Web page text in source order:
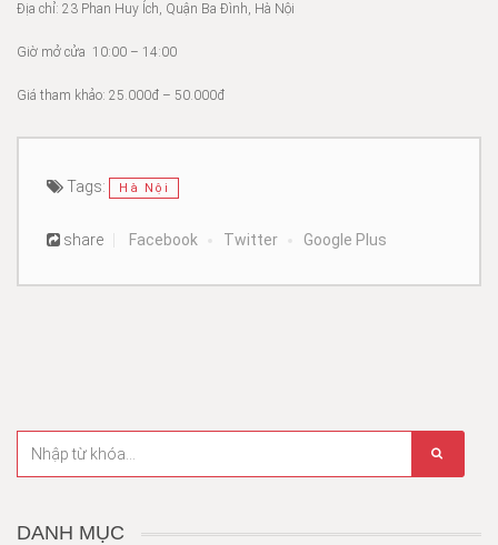
Địa chỉ: 23 Phan Huy Ích, Quận Ba Đình, Hà Nội
Giờ mở cửa 10:00 – 14:00
Giá tham khảo: 25.000đ – 50.000đ
Tags: Hà Nội
share Facebook Twitter Google Plus
DANH MỤC